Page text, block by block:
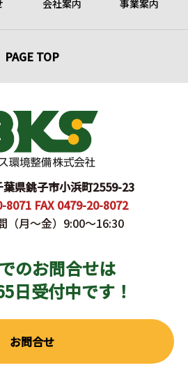
会社案内 事業案内
PAGE TOP
葉県銚子市小浜町2559-23
8071 FAX 0479-20-8072
（月〜金）9:00～16:30
のお問合せは
日受付中です！
お問合せ